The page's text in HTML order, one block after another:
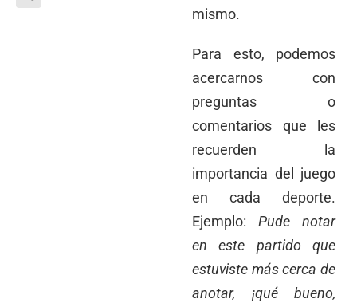
mismo.
Para esto, podemos
acercarnos con
preguntas o
comentarios que les
recuerden la
importancia del juego
en cada deporte.
Ejemplo: Pude notar
en este partido que
estuviste más cerca de
anotar, ¡qué bueno,